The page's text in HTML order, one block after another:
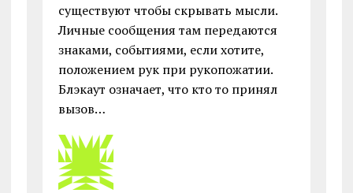
существуют чтобы скрывать мысли.
Личные сообщения там передаются
знаками, событиями, если хотите,
положением рук при рукопожатии.
Блэкаут означает, что кто то принял
вызов…